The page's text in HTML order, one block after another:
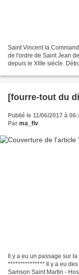
Saint Vincent la
de l'ordre de Saint Jean
depuis le XIIIe siècle.
[fourre-tout du
Publié le 11/06/2017 à
Par ma_flv
Il y a eu un passage sur
*************** Il y a eu
Samson Saint Martin -